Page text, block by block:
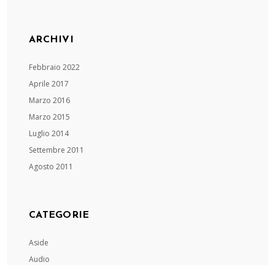
ARCHIVI
Febbraio 2022
Aprile 2017
Marzo 2016
Marzo 2015
Luglio 2014
Settembre 2011
Agosto 2011
CATEGORIE
Aside
Audio